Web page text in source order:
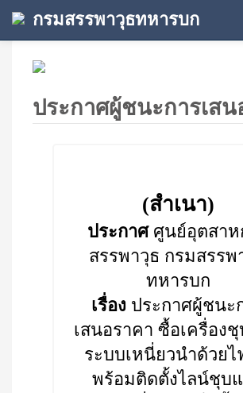
กรมสรรพาวุธทหารบก
ประกาศผู้ชนะการเสน
(สำเนา)
ประกาศศูนย์อุตสาห
สรรพาวุธ กรมสรรพ
ทหารบก
เรื่อง ประกาศผู้ชนะ
เสนอราคา ซื้อเครื่อง
ระบบเหนี่ยวนำด้วย
พร้อมติดตั้งไลน์ชุบ